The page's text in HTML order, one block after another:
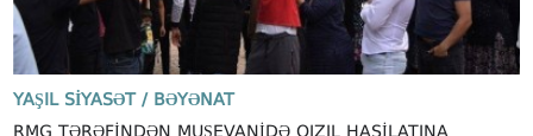
YAŞIL SIYASƏT / BƏYƏNAT
RMG TƏRƏFİNDƏN MUŞEVANİDƏ QIZIL HASİLATINA